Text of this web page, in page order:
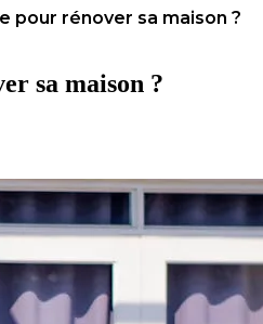
pour rénover sa maison ?
sa maison ?